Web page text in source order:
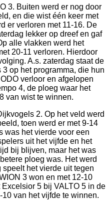
3. Buiten werd er nog door
en die wist één keer met
er verloren met 11-16. De
lekker op dreef en gaf
alle vlakken werd het
20-11 verloren. Hierdoor
A.s. zaterdag staat de
op het programma, die hun
verloor en afgelopen
4, de ploeg waar het
van wist te winnen.
2. Op het veld werd
toen werd er met 9-14
was het vierde voor een
uit het vijfde en het
bij blijven, maar het was
ploeg was. Het werd
het vierde uit tegen
3 won en met 12-10
5 bij VALTO 5 in de
van het vijfde te winnen.